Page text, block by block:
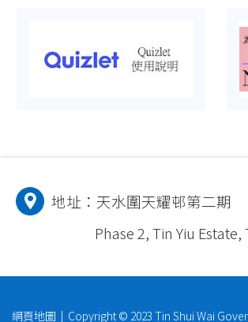
地址： 天水圍天耀邨第二期
Phase 2, Tin Yiu
網頁地圖 | Copyright © 2023 Tin Shui Wai